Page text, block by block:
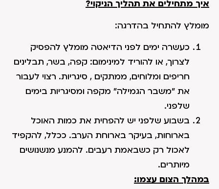
איך מתחילים את תהליך הניקוי?
מומלץ להתחיל בהדרגה:
כעשרה ימים לפני הדיאטה מומלץ להפסיק
לצרוך, או להוריד למינימום: קפה, בשר, תבלינים
חריפים ומלוחים, ממתקים , סיגריות. רצוי לעבור
את "משבר הגמילה" מקפה ומסיגריות בימים
שלפני.
בשבוע שלפני יש להפחית את כמות האוכל
בארוחות, בעיקר בארוחת הערב. ככלל, להקפיד
לאכול רק כשבאמת רעבים. להמנע מנשנושים
מיותרים.
במהלך הצום עצמו: